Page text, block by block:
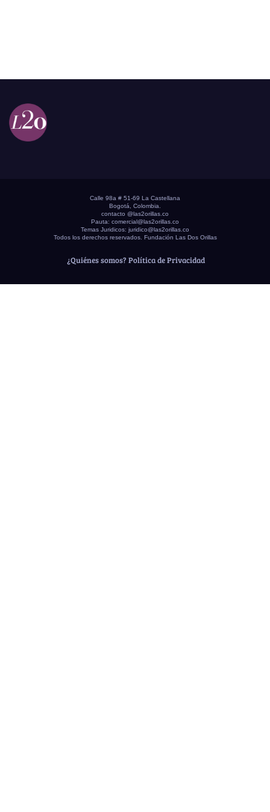
Calle 98a # 51-69 La Castellana
Bogotá, Colombia.
contacto @las2orillas.co
Pauta: comercial@las2orillas.co
Temas Juridicos: juridico@las2orillas.co
Todos los derechos reservados. Fundación Las Dos Orillas
¿Quiénes somos? Política de Privacidad